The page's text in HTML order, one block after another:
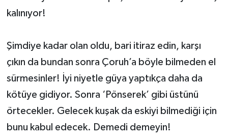
kalınıyor!
Şimdiye kadar olan oldu, bari itiraz edin, karşı
çıkın da bundan sonra Çoruh’a böyle bilmeden el
sürmesinler! İyi niyetle güya yaptıkça daha da
kötüye gidiyor. Sonra ‘Pönserek’ gibi üstünü
örtecekler. Gelecek kuşak da eskiyi bilmediği için
bunu kabul edecek. Demedi demeyin!